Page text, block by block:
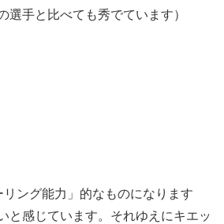
選手と比べても秀でています）
リング能力」的なものになります
と感じています。それゆえにキエッ